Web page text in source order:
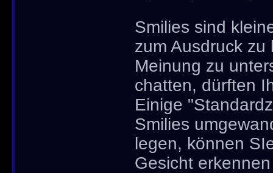
Smilies sind
zum Ausdruck
Meinung zu
chatten, dürften
Einige
Smilies
legen, können
Gesicht